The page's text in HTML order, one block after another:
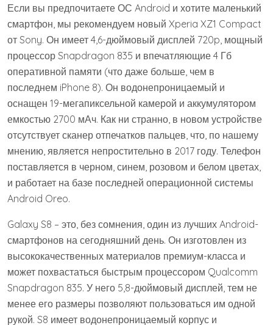
Если вы предпочитаете ОС Android и хотите маленький
смартфон, мы рекомендуем новый Xperia XZ1 Compact
от Sony. Он имеет 4,6-дюймовый дисплей 720p, мощный
процессор Snapdragon 835 и впечатляющие 4 Гб
оперативной памяти (что даже больше, чем в
последнем iPhone 8). Он водонепроницаемый и
оснащен 19-мегапиксельной камерой и аккумулятором
емкостью 2700 мАч. Как ни странно, в новом устройстве
отсутствует сканер отпечатков пальцев, что, по нашему
мнению, является непростительно в 2017 году. Телефон
поставляется в черном, синем, розовом и белом цветах,
и работает на базе последней операционной системы
Android Oreo.
Galaxy S8 – это, без сомнения, один из лучших Android-
смартфонов на сегодняшний день. Он изготовлен из
высококачественных материалов премиум-класса и
может похвастаться быстрым процессором Qualcomm
Snapdragon 835. У него 5,8-дюймовый дисплей, тем не
менее его размеры позволяют пользоваться им одной
рукой. S8 имеет водонепроницаемый корпус и